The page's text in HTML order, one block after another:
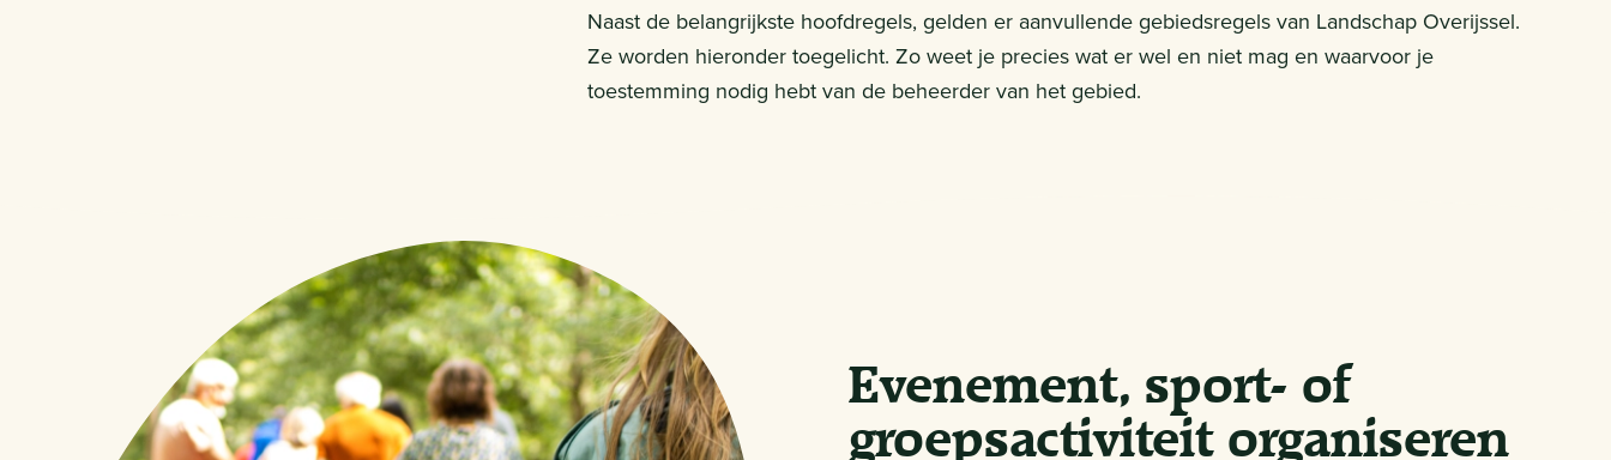
Naast de belangrijkste hoofdregels, gelden er aanvullende gebiedsregels van Landschap Overijssel.
Ze worden hieronder toegelicht. Zo weet je precies wat er wel en niet mag en waarvoor je
toestemming nodig hebt van de beheerder van het gebied.
Evenement, sport- of
groepsactiviteit organiseren